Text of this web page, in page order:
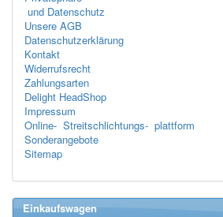
und Datenschutz
Unsere AGB
Datenschutzerklärung
Kontakt
Widerrufsrecht
Zahlungsarten
Delight HeadShop
Impressum
Online- Streitschlichtungs- plattform
Sonderangebote
Sitemap
Einkaufswagen